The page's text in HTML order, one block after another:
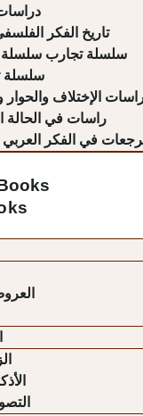
تاريخ الفكر
سلسلة تجارب
سلسلة
الإختلاف والحوار
راسات في الحالة
في الفكر العربي